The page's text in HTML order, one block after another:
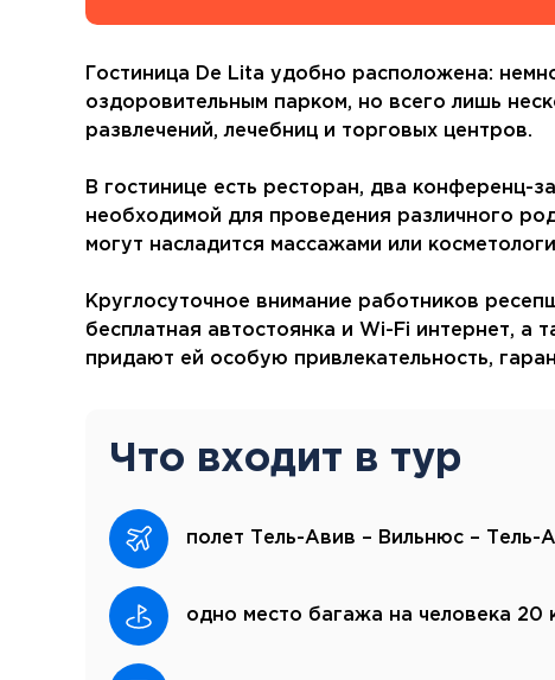
Гостиница De Lita удобно расположена:
оздоровительным парком, но всего лишь
развлечений, лечебниц и торговых центров.
В гостинице есть ресторан, два конференц-
необходимой для проведения различного
могут насладится массажами или
Круглосуточное внимание работников
бесплатная автостоянка и Wi-Fi интернет, а
придают ей особую привлекательность,
Что входит в тур
полет Тель-Авив – Вильнюс –
одно место багажа на человека 20